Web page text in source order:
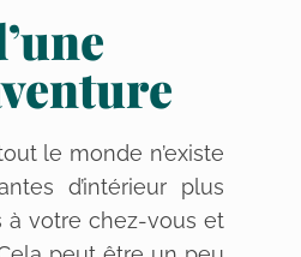
le monde n’existe
d’intérieur plus
à votre chez-vous et